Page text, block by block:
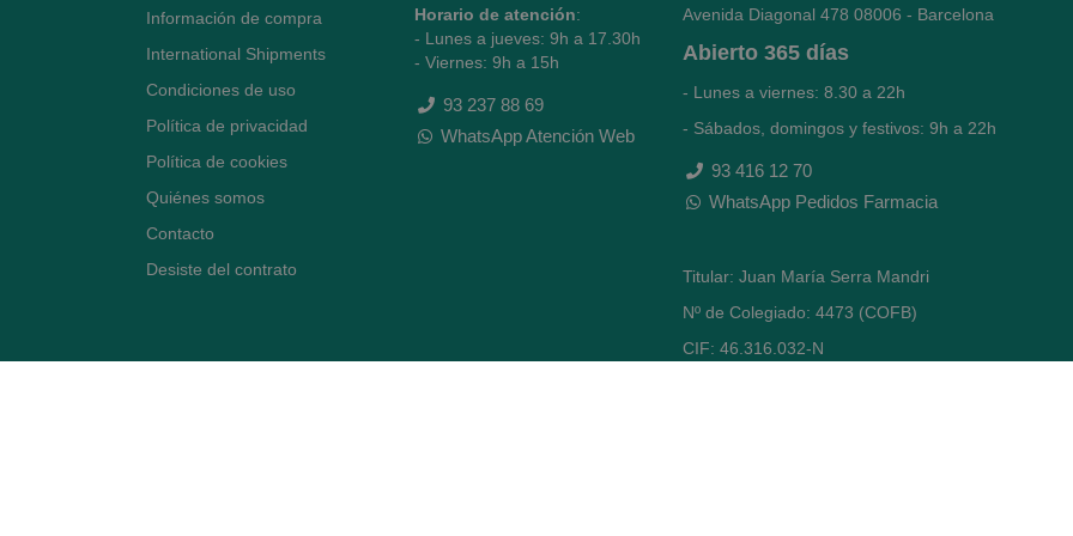
Información de compra
International Shipments
Condiciones de uso
Política de privacidad
Política de cookies
Quiénes somos
Contacto
Desiste del contrato
Horario de atención:
- Lunes a jueves: 9h a 17.30h
- Viernes: 9h a 15h
93 237 88 69
WhatsApp Atención Web
Avenida Diagonal 478 08006 - Barcelona
Abierto 365 días
- Lunes a viernes: 8.30 a 22h
- Sábados, domingos y festivos: 9h a 22h
93 416 12 70
WhatsApp Pedidos Farmacia
Titular: Juan María Serra Mandri
Nº de Colegiado: 4473 (COFB)
CIF: 46.316.032-N